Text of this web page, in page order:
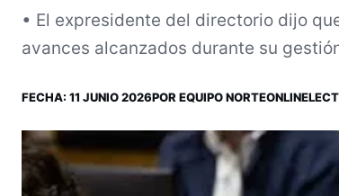
• El expresidente del directorio dijo
avances alcanzados durante su
FECHA: 11 JUNIO 2026POR EQUIPO NORTEONLINE